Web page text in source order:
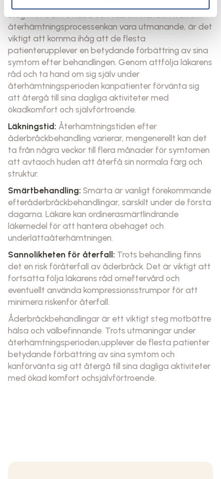
steg mot bättre hälsa och välbefinnande. Även om
återhämtningsprocessenkan vara utmanande, är det
viktigt att komma ihåg att de flesta
patienterupplever en betydande förbättring av sina
symtom efter behandlingen. Genom attfölja läkarens
råd och ta hand om sig själv under
återhämtningsperioden kanpatienter förvänta sig
att återgå till sina dagliga aktiviteter med
ökadkomfort och självförtroende.
Läkningstid: Återhämtningstiden efter
åderbråckbehandling varierar, mengenerellt kan det
ta från några veckor till flera månader för symtomen
att avtaoch huden att återfå sin normala färg och
struktur.
Smärtbehandling: Smärta är vanligt förekommande
efteråderbråckbehandlingar, särskilt under de första
dagarna. Läkare kan ordinerasmärtlindrande
läkemedel för att hantera obehaget och
underlättaåterhämtningen.
Sannolikheten för återfall: Trots behandling finns
det en risk föråterfall av åderbråck. Det är viktigt att
fortsätta följa läkarens råd omeftervård och
eventuellt använda kompressionsstrumpor för att
minimera riskenför återfall.
Åderbråckbehandlingar är ett viktigt steg motbättre
hälsa och välbefinnande. Trots utmaningar under
återhämtningsperioden,upplever de flesta patienter
betydande förbättring av sina symtom och
kanförvänta sig att återgå till sina dagliga aktiviteter
med ökad komfort ochsjälvförtroende.